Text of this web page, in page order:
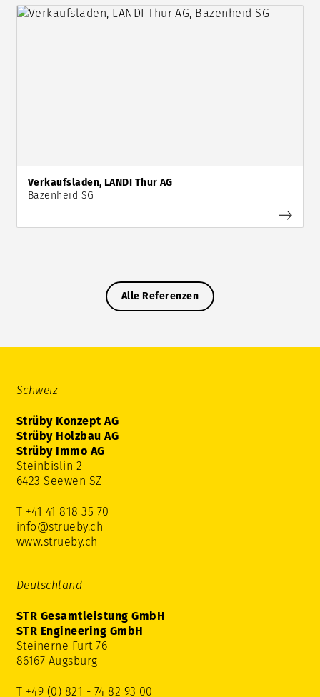
Verkaufsladen, LANDI Thur AG
Bazenheid SG
Alle Referenzen
Schweiz
Strüby Konzept AG
Strüby Holzbau AG
Strüby Immo AG
Steinbislin 2
6423 Seewen SZ
T +41 41 818 35 70
info@strueby.ch
www.strueby.ch
Deutschland
STR Gesamtleistung GmbH
STR Engineering GmbH
Steinerne Furt 76
86167 Augsburg
T +49 (0) 821 - 74 82 93 00